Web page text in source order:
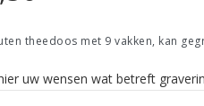
theedoos met 9 vakken, kan
uw wensen wat betreft